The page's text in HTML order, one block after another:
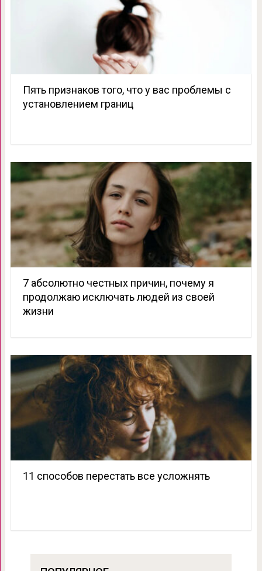
Пять признаков того, что у вас проблемы с
установлением границ
7 абсолютно честных причин, почему я
продолжаю исключать людей из своей
жизни
11 способов перестать все усложнять